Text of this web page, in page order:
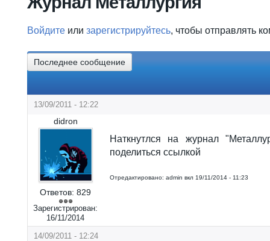
Войдите или зарегистрируйтесь, чтобы отправлять
Последнее сообщение
13/09/2011 - 12:22
didron
Ответов: 829
Зарегистрирован:
16/11/2014
Наткнутлся на журнал
поделиться ссылкой
Отредактировано: admin вкл 19/11/2014 - 11:23
14/09/2011 - 12:24